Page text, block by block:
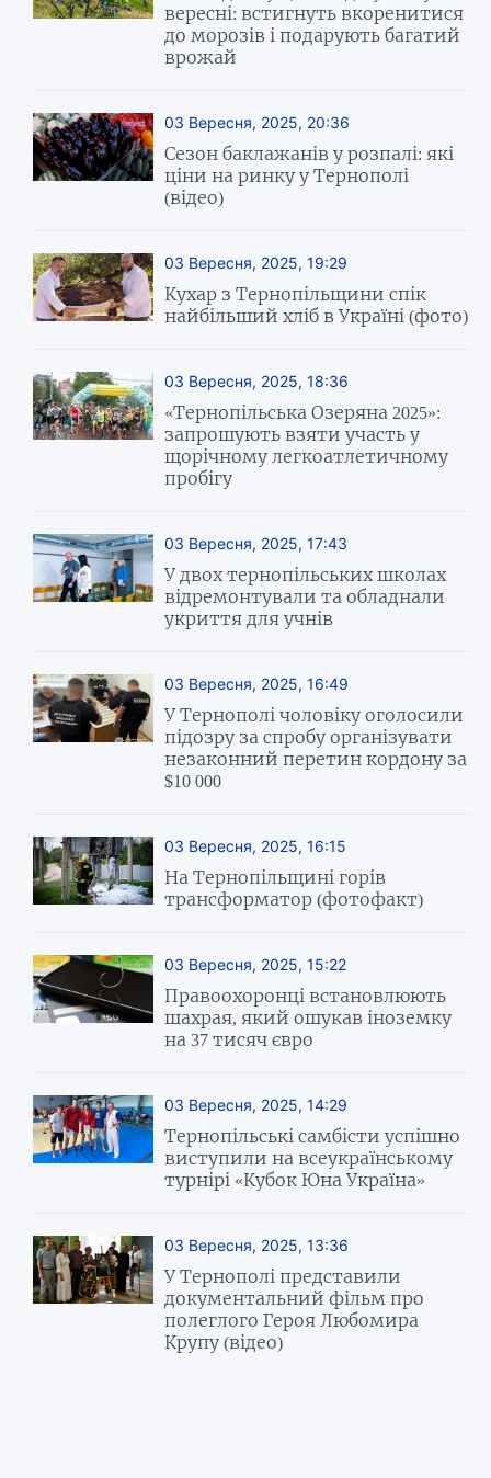
вересні: встигнуть вкоренитися
до морозів і подарують багатий
врожай
03 Вересня, 2025, 20:36
Сезон баклажанів у розпалі: які
ціни на ринку у Тернополі
(відео)
03 Вересня, 2025, 19:29
Кухар з Тернопільщини спік
найбільший хліб в Україні (фото)
03 Вересня, 2025, 18:36
«Тернопільська Озеряна 2025»:
запрошують взяти участь у
щорічному легкоатлетичному
пробігу
03 Вересня, 2025, 17:43
У двох тернопільських школах
відремонтували та обладнали
укриття для учнів
03 Вересня, 2025, 16:49
У Тернополі чоловіку оголосили
підозру за спробу організувати
незаконний перетин кордону за
$10 000
03 Вересня, 2025, 16:15
На Тернопільщині горів
трансформатор (фотофакт)
03 Вересня, 2025, 15:22
Правоохоронці встановлюють
шахрая, який ошукав іноземку
на 37 тисяч євро
03 Вересня, 2025, 14:29
Тернопільські самбісти успішно
виступили на всеукраїнському
турнірі «Кубок Юна Україна»
03 Вересня, 2025, 13:36
У Тернополі представили
документальний фільм про
полеглого Героя Любомира
Крупу (відео)